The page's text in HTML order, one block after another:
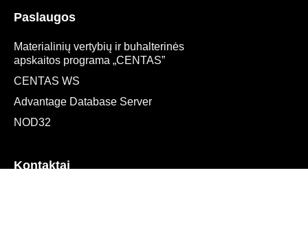
Kontaktai
Paslaugos
Materialinių vertybių ir buhalterinės
apskaitos programa „CENTAS”
CENTAS WS
Advantage Database Server
NOD32